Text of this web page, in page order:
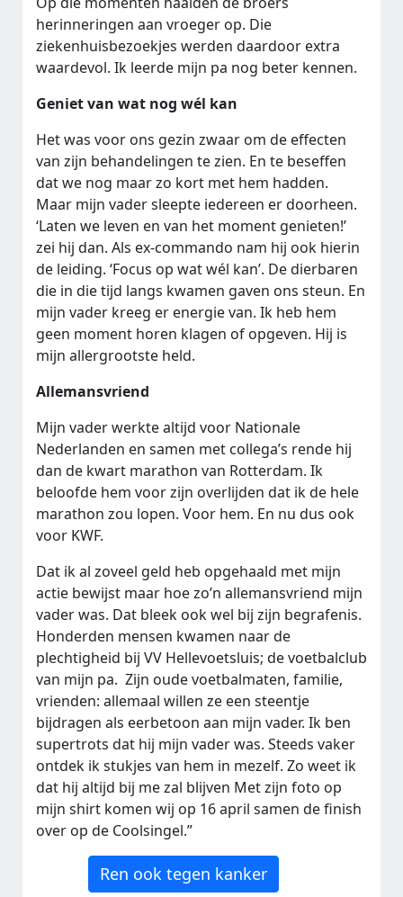
herinneringen aan vroeger op. Die
ziekenhuisbezoekjes werden daardoor extra
waardevol. Ik leerde mijn pa nog beter kennen.
Geniet van wat nog wél kan
Het was voor ons gezin zwaar om de effecten
van zijn behandelingen te zien. En te beseffen
dat we nog maar zo kort met hem hadden.
Maar mijn vader sleepte iedereen er doorheen.
‘Laten we leven en van het moment genieten!’
zei hij dan. Als ex-commando nam hij ook hierin
de leiding. ‘Focus op wat wél kan’. De dierbaren
die in die tijd langs kwamen gaven ons steun. En
mijn vader kreeg er energie van. Ik heb hem
geen moment horen klagen of opgeven. Hij is
mijn allergrootste held.
Allemansvriend
Mijn vader werkte altijd voor Nationale
Nederlanden en samen met collega’s rende hij
dan de kwart marathon van Rotterdam. Ik
beloofde hem voor zijn overlijden dat ik de hele
marathon zou lopen. Voor hem. En nu dus ook
voor KWF.
Dat ik al zoveel geld heb opgehaald met mijn
actie bewijst maar hoe zo’n allemansvriend mijn
vader was. Dat bleek ook wel bij zijn begrafenis.
Honderden mensen kwamen naar de
plechtigheid bij VV Hellevoetsluis; de voetbalclub
van mijn pa. Zijn oude voetbalmaten, familie,
vrienden: allemaal willen ze een steentje
bijdragen als eerbetoon aan mijn vader. Ik ben
supertrots dat hij mijn vader was. Steeds vaker
ontdek ik stukjes van hem in mezelf. Zo weet ik
dat hij altijd bij me zal blijven Met zijn foto op
mijn shirt komen wij op 16 april samen de finish
over op de Coolsingel.”
Ren ook tegen kanker